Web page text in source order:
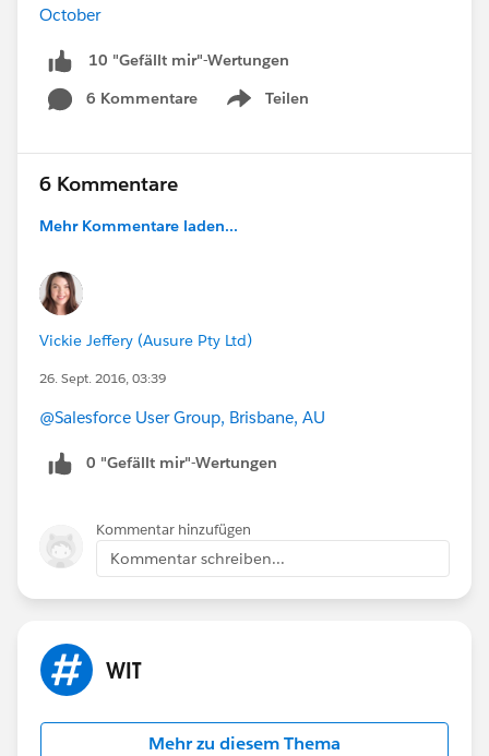
October
10 "Gefällt mir"-Wertungen
6 Kommentare
Teilen
Show menu
6 Kommentare
Mehr Kommentare laden...
Vickie Jeffery (Ausure Pty Ltd)
26. Sept. 2016, 03:39
@Salesforce User Group, Brisbane, AU
0 "Gefällt mir"-Wertungen
Kommentar hinzufügen
Kommentar schreiben...
WIT
Mehr zu diesem Thema